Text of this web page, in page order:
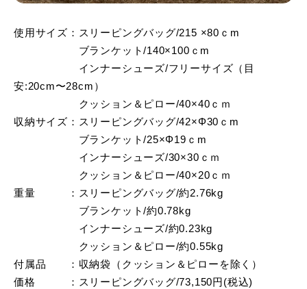
使用サイズ：スリーピングバッグ/215 ×80ｃm
ブランケット/140×100ｃm
インナーシューズ/フリーサイズ（目
安:20cm〜28cm）
クッション＆ピロー/40×40ｃｍ
収納サイズ：スリーピングバッグ/42×Φ30ｃm
ブランケット/25×Φ19ｃm
インナーシューズ/30×30ｃｍ
クッション＆ピロー/40×20ｃｍ
重量 ：スリーピングバッグ/約2.76kg
ブランケット/約0.78kg
インナーシューズ/約0.23kg
クッション＆ピロー/約0.55kg
付属品 ：収納袋（クッション＆ピローを除く）
価格 ：スリーピングバッグ/73,150円(税込)